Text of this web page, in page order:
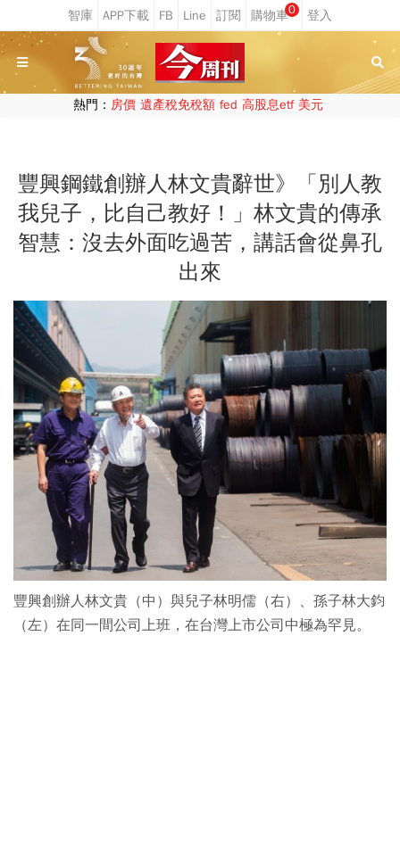
0
熱門： 房價 遺產稅免稅額 fed 高股息etf 美元
豐興鋼鐵創辦人林文貴辭世》「別人教
我兒子，比自己教好！」林文貴的傳承
智慧：沒去外面吃過苦，講話會從鼻孔
出來
豐興創辦人林文貴（中）與兒子林明儒（右）、孫子林大鈞
（左）在同一間公司上班，在台灣上市公司中極為罕見。